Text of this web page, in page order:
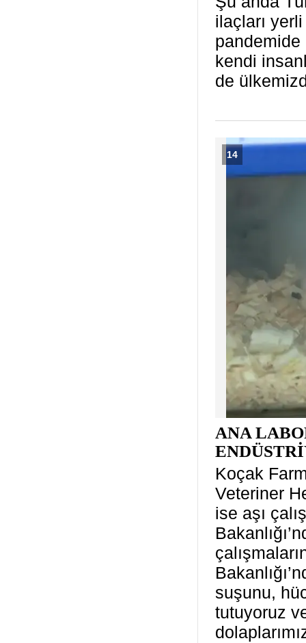
ilaçları
pandemide
kendi
de
14
ANA
Koçak
Veteriner
ise aşı
suşunu,
tutuyoruz